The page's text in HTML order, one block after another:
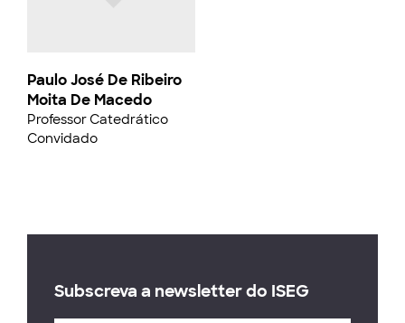
Paulo José De Ribeiro
Moita De Macedo
Professor Catedrático
Convidado
Subscreva a newsletter do ISEG